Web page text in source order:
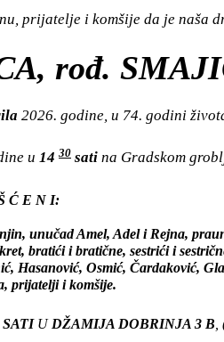
prijatelje i komšije da je naša
rođ.
2026. godine, u 74. godini
u 14 30 sati na Gradskom
Ć E N I:
unučad Amel, Adel i Rejna,
bratići i bratične, sestrići i
Hasanović, Osmić, Čardaković,
prijatelji i komšije.
U DŽAMIJA DOBRINJA 3 B